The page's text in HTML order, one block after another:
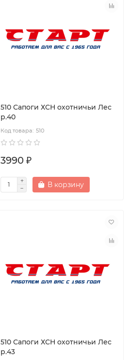
510 Сапоги ХСН охотничьи Лес
р.40
510
3990 ₽
В корзину
510 Сапоги ХСН охотничьи Лес
р.43